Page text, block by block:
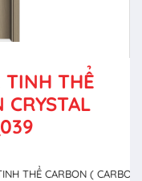
TINH THỂ
CRYSTAL
THỂ CARBON (